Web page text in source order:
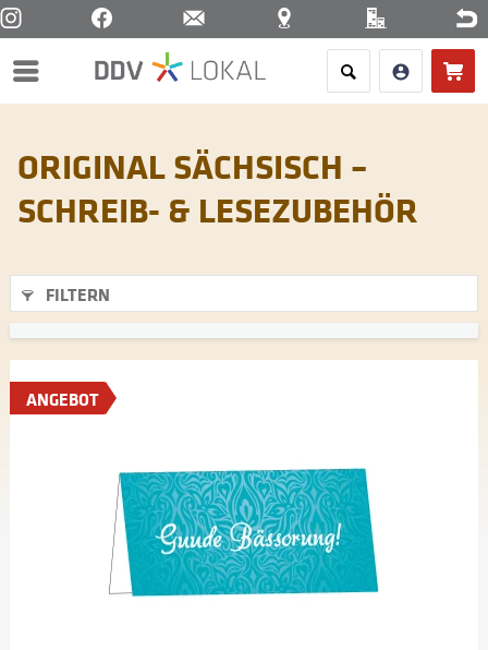
Menü
ORIGINAL SÄCHSISCH –
SCHREIB- & LESEZUBEHÖR
FILTERN
ANGEBOT